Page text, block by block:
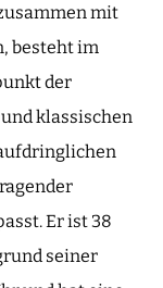
mit
besteht im
der
klassischen
Er ist 38
seiner